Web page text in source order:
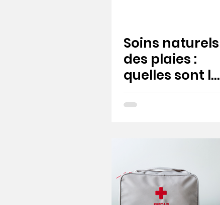
Soins naturels
des plaies :
quelles sont les
options et
sont-elles